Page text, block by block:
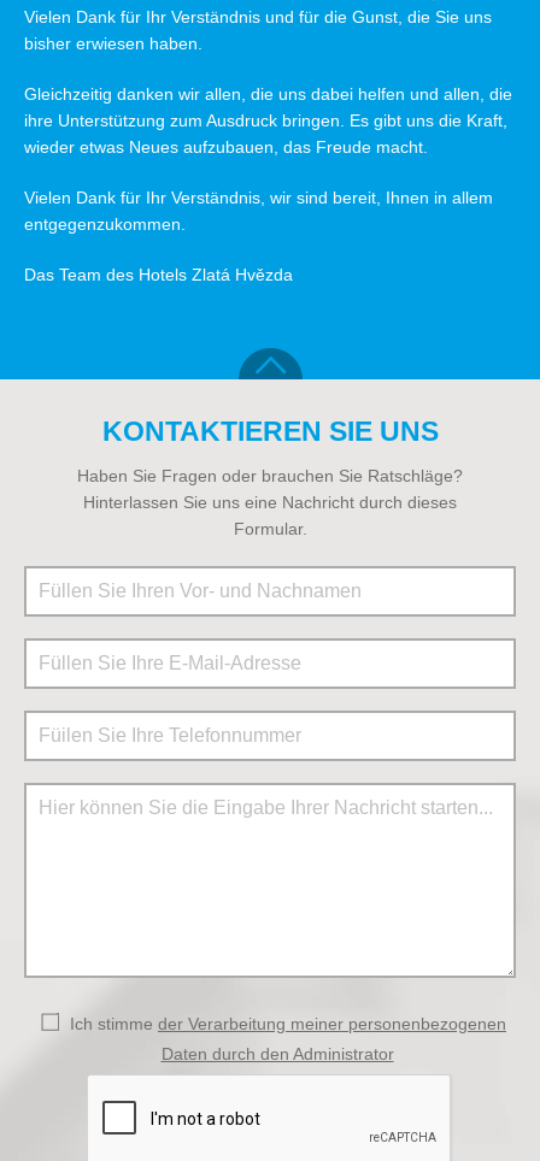
Vielen Dank für Ihr Verständnis und für die Gunst, die Sie uns
bisher erwiesen haben.
Gleichzeitig danken wir allen, die uns dabei helfen und allen, die
ihre Unterstützung zum Ausdruck bringen. Es gibt uns die Kraft,
wieder etwas Neues aufzubauen, das Freude macht.
Vielen Dank für Ihr Verständnis, wir sind bereit, Ihnen in allem
entgegenzukommen.
Das Team des Hotels Zlatá Hvězda
KONTAKTIEREN SIE UNS
Haben Sie Fragen oder brauchen Sie Ratschläge?
Hinterlassen Sie uns eine Nachricht durch dieses
Formular.
Ich stimme der Verarbeitung meiner personenbezogenen
Daten durch den Administrator